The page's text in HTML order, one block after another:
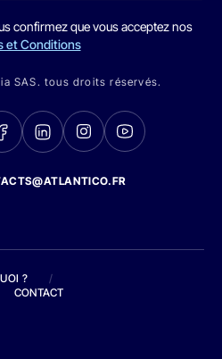
confirmez que vous acceptez nos
et Conditions
SAS. tous droits réservés.
?
/
CONTACT